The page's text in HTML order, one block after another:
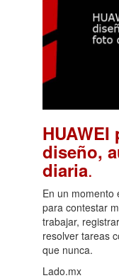
HUAWEI
diseño,
diaria.
En un momento
para contestar
trabajar,
resolver tareas
que nunca.
Lado.mx